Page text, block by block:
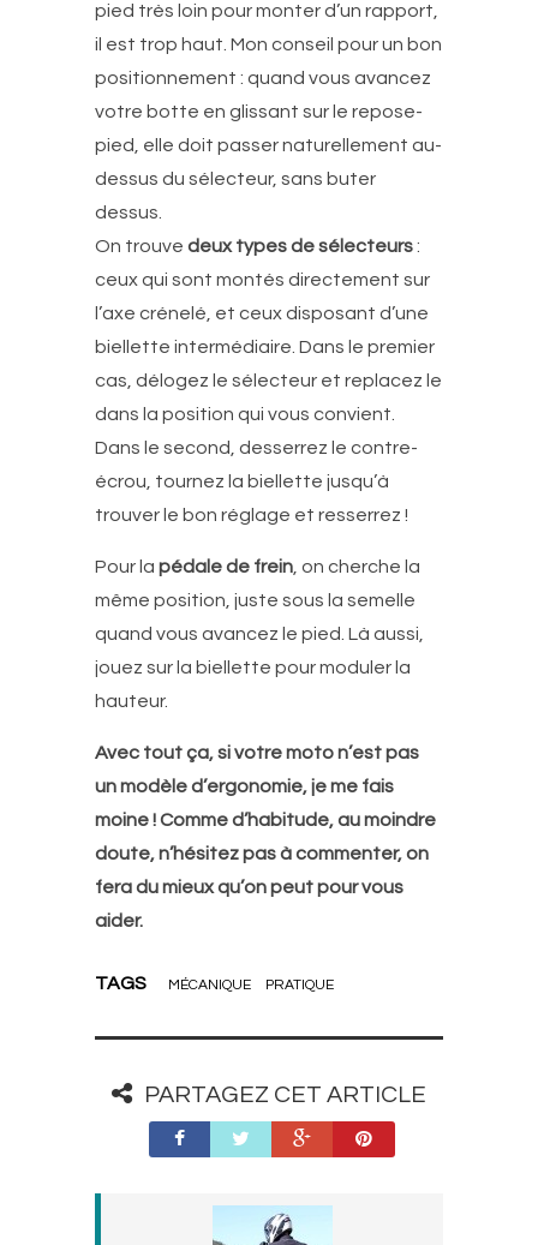
pied très loin pour monter d’un rapport,
il est trop haut. Mon conseil pour un bon
positionnement : quand vous avancez
votre botte en glissant sur le repose-
pied, elle doit passer naturellement au-
dessus du sélecteur, sans buter
dessus.
On trouve deux types de sélecteurs:
ceux qui sont montés directement sur
l’axe crénelé, et ceux disposant d’une
biellette intermédiaire. Dans le premier
cas, délogez le sélecteur et replacez le
dans la position qui vous convient.
Dans le second, desserrez le contre-
écrou, tournez la biellette jusqu’à
trouver le bon réglage et resserrez !
Pour la pédale de frein, on cherche la
même position, juste sous la semelle
quand vous avancez le pied. Là aussi,
jouez sur la biellette pour moduler la
hauteur.
Avec tout ça, si votre moto n’est pas
un modèle d’ergonomie, je me fais
moine ! Comme d’habitude, au moindre
doute, n’hésitez pas à commenter, on
fera du mieux qu’on peut pour vous
aider.
TAGS MÉCANIQUE PRATIQUE
PARTAGEZ CET ARTICLE